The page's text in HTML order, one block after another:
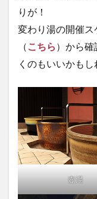
りが！
変わり湯の開催ス
（ こちら ）から
くのもいいかもし
壺湯